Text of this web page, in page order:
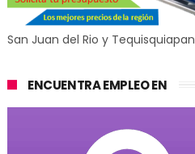
San Juan del Rio y Tequisquiapan
ENCUENTRA EMPLEO EN